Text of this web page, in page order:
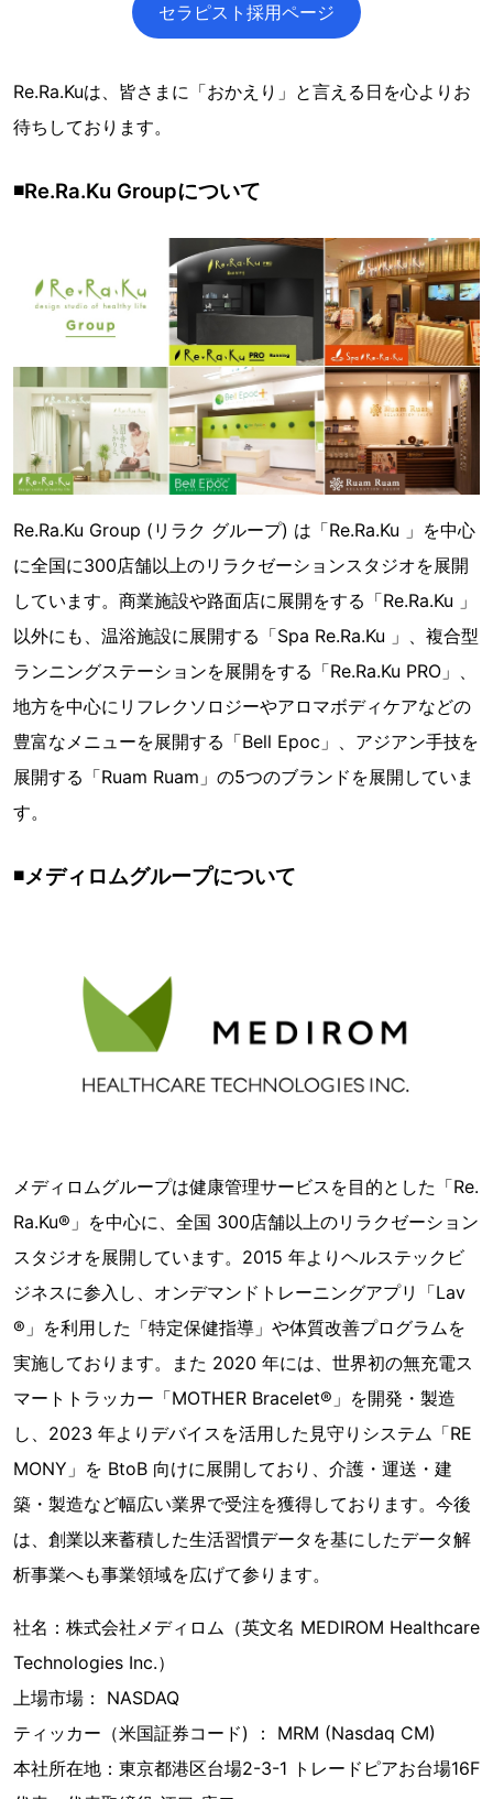
セラピスト採用ページ
Re.Ra.Kuは、皆さまに「おかえり」と言える日を心よりお
待ちしております。
◾️Re.Ra.Ku Groupについて
Re.Ra.Ku Group (リラク グループ) は「Re.Ra.Ku 」を中心
に全国に300店舗以上のリラクゼーションスタジオを展開
しています。商業施設や路面店に展開をする「Re.Ra.Ku 」
以外にも、温浴施設に展開する「Spa Re.Ra.Ku 」、複合型
ランニングステーションを展開をする「Re.Ra.Ku PRO」、
地方を中心にリフレクソロジーやアロマボディケアなどの
豊富なメニューを展開する「Bell Epoc」、アジアン手技を
展開する「Ruam Ruam」の5つのブランドを展開していま
す。
◾️メディロムグループについて
メディロムグループは健康管理サービスを目的とした「Re.
Ra.Ku®︎」を中心に、全国 300店舗以上のリラクゼーション
スタジオを展開しています。2015 年よりヘルステックビ
ジネスに参入し、オンデマンドトレーニングアプリ「Lav
®︎」を利用した「特定保健指導」や体質改善プログラムを
実施しております。また 2020 年には、世界初の無充電ス
マートトラッカー「MOTHER Bracelet®︎」を開発・製造
し、2023 年よりデバイスを活用した見守りシステム「RE
MONY」を BtoB 向けに展開しており、介護・運送・建
築・製造など幅広い業界で受注を獲得しております。今後
は、創業以来蓄積した生活習慣データを基にしたデータ解
析事業へも事業領域を広げて参ります。
社名：株式会社メディロム（英文名 MEDIROM Healthcare
Technologies Inc.）
上場市場： NASDAQ
ティッカー（米国証券コード) ： MRM (Nasdaq CM)
本社所在地：東京都港区台場2-3-1 トレードピアお台場16F